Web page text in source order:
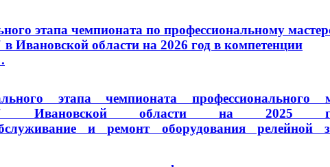
этапа чемпионата по профессиональному
Ивановской области на 2026 год в компетенции
этапа чемпионата профессионального
Ивановской области на 2025
и ремонт оборудования релейной